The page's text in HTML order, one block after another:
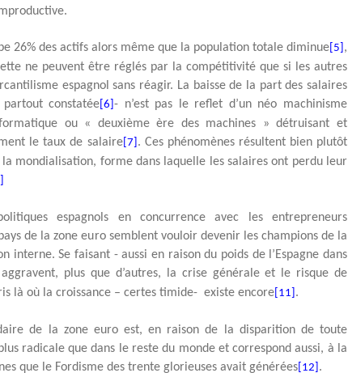
26% des actifs alors même que la population totale diminue [5] ,
ne peuvent être réglés par la compétitivité que si les autres
espagnol sans réagir. La baisse de la part des salaires
constatée [6]- n’est pas le reflet d’un néo machinisme
ou « deuxième ère des machines » détruisant et
le taux de salaire[7] . Ces phénomènes résultent bien plutôt
mondialisation, forme dans laquelle les salaires ont perdu leur
espagnols en concurrence avec les entrepreneurs
de la zone euro semblent vouloir devenir les champions de la
interne. Se faisant - aussi en raison du poids de l’Espagne dans
plus que d’autres, la crise générale et le risque de
là où la croissance – certes timide- existe encore [11] .
de la zone euro est, en raison de la disparition de toute
radicale que dans le reste du monde et correspond aussi, à la
que le Fordisme des trente glorieuses avait générées [12] .